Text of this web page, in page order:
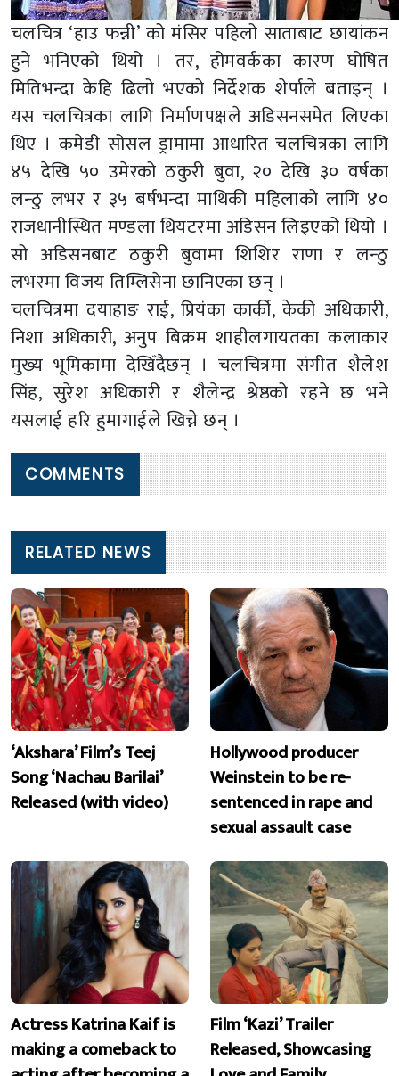
चलचित्र ‘हाउ फन्नी’ को मंसिर पहिलो साताबाट छायांकन
हुने भनिएको थियो । तर, होमवर्कका कारण घोषित
मितिभन्दा केहि ढिलो भएको निर्देशक शेर्पाले बताइन् ।
यस चलचित्रका लागि निर्माणपक्षले अडिसनसमेत लिएका
थिए । कमेडी सोसल ड्रामामा आधारित चलचित्रका लागि
४५ देखि ५० उमेरको ठकुरी बुवा, २० देखि ३० वर्षका
लन्ठु लभर र ३५ बर्षभन्दा माथिकी महिलाको लागि ४०
राजधानीस्थित मण्डला थियटरमा अडिसन लिइएको थियो ।
सो अडिसनबाट ठकुरी बुवामा शिशिर राणा र लन्ठु
लभरमा विजय तिम्लिसेना छानिएका छन् ।
चलचित्रमा दयाहाङ राई, प्रियंका कार्की, केकी अधिकारी,
निशा अधिकारी, अनुप बिक्रम शाहीलगायतका कलाकार
मुख्य भूमिकामा देखिँदैछन् । चलचित्रमा संगीत शैलेश
सिंह, सुरेश अधिकारी र शैलेन्द्र श्रेष्ठको रहने छ भने
यसलाई हरि हुमागाईले खिच्ने छन् ।
COMMENTS
RELATED NEWS
‘Akshara’ Film’s Teej
Song ‘Nachau Barilai’
Released (with video)
Hollywood producer
Weinstein to be re-
sentenced in rape and
sexual assault case
Actress Katrina Kaif is
making a comeback to
Film ‘Kazi’ Trailer
Released, Showcasing